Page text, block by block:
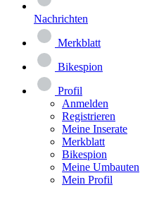
Nachrichten
Merkblatt
Bikespion
Profil
Anmelden
Registrieren
Meine Inserate
Merkblatt
Bikespion
Meine Umbauten
Mein Profil